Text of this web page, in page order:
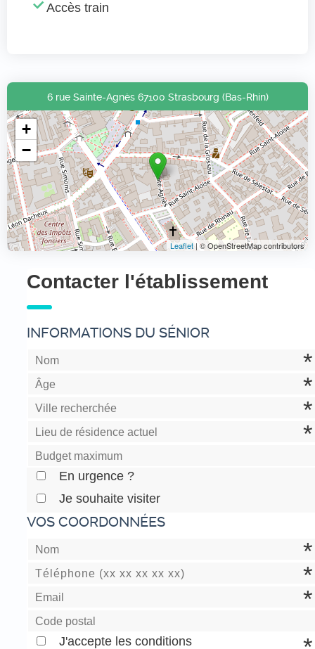
Accès train
6 rue Sainte-Agnès 67100 Strasbourg (Bas-Rhin)
+
−
Leaflet| © OpenStreetMap contributors
Contacter l'établissement
INFORMATIONS DU SÉNIOR
En urgence ?
Je souhaite visiter
VOS COORDONNÉES
J'accepte les conditions